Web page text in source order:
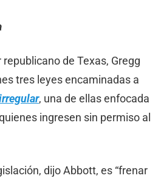
republicano de Texas, Gregg
tres leyes encaminadas a
, una de ellas enfocada
ingresen sin permiso al
dijo Abbott, es “frenar